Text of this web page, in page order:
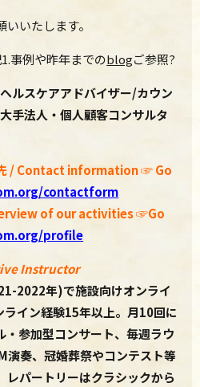
いたします。
事例や昨年までのblogご参照?
ヘルスケアアドバイザー/カウン
手法人・個人顧客コンサルタ
/ Contact information☞Go
contactform
of our activities ☞Go
profile
Instructor
2022年)で施設向けオンライ
イン経験15年以上。月10回に
・参加型コンサート、毎週ラウ
演奏、冠婚葬祭やコンテスト等
レパートリーはクラシックから